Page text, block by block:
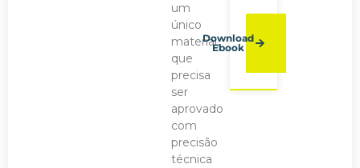
um
único
material,
que
precisa
ser
aprovado
com
precisão
técnica
Download
Ebook